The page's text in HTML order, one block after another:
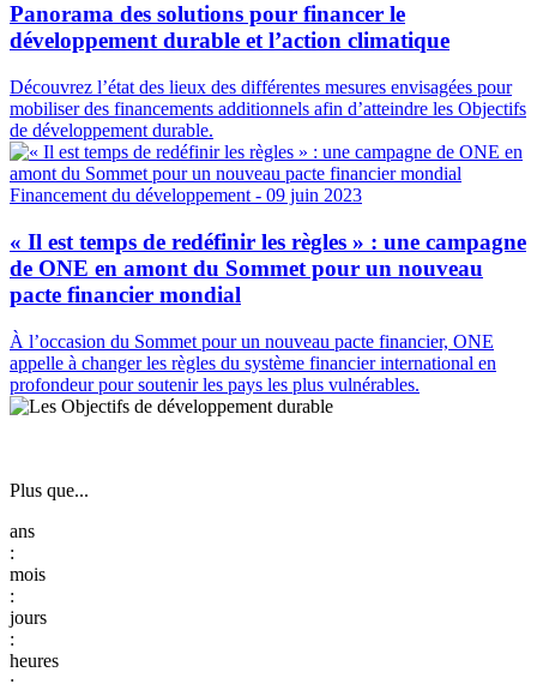
Panorama des solutions pour financer le
développement durable et l’action climatique
Découvrez l’état des lieux des différentes mesures envisagées pour
mobiliser des financements additionnels afin d’atteindre les Objectifs
de développement durable.
Financement du développement - 09 juin 2023
« Il est temps de redéfinir les règles » : une campagne
de ONE en amont du Sommet pour un nouveau
pacte financier mondial
À l’occasion du Sommet pour un nouveau pacte financier, ONE
appelle à changer les règles du système financier international en
profondeur pour soutenir les pays les plus vulnérables.
Plus que...
:
:
: